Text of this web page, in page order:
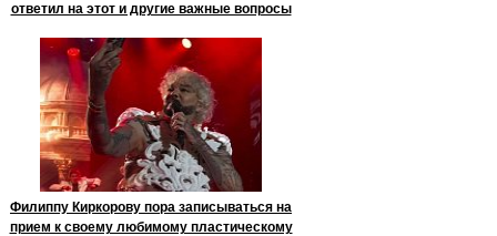
ответил на этот и другие важные вопросы
Филиппу Киркорову пора записываться на
прием к своему любимому пластическому